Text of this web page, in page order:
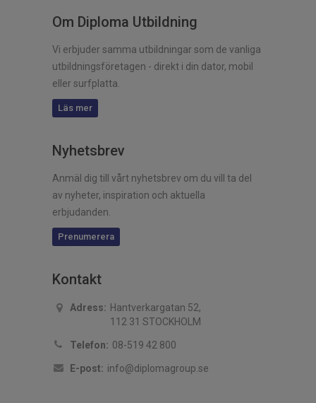
Om Diploma Utbildning
Vi erbjuder samma utbildningar som de vanliga
utbildningsföretagen - direkt i din dator, mobil
eller surfplatta.
Läs mer
Nyhetsbrev
Anmäl dig till vårt nyhetsbrev om du vill ta del
av nyheter, inspiration och aktuella
erbjudanden.
Prenumerera
Kontakt
Adress: Hantverkargatan 52,
112 31 STOCKHOLM
Telefon: 08-519 42 800
E-post: info@diplomagroup.se